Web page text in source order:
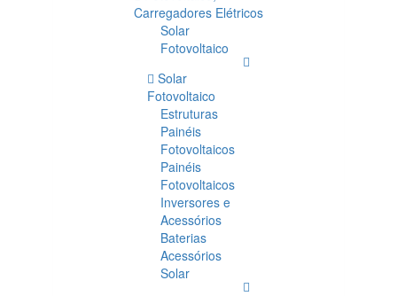
Carregadores Elétricos
Solar
Fotovoltaico
Solar
Fotovoltaico
Estruturas
Painéis
Fotovoltaicos
Painéis
Fotovoltaicos
Inversores e
Acessórios
Baterias
Acessórios
Solar